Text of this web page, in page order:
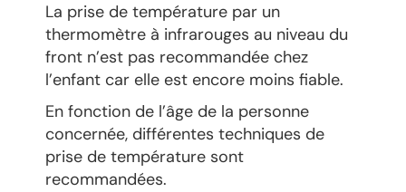
La prise de température par un
thermomètre à infrarouges au niveau du
front n’est pas recommandée chez
l’enfant car elle est encore moins fiable.
En fonction de l’âge de la personne
concernée, différentes techniques de
prise de température sont
recommandées.